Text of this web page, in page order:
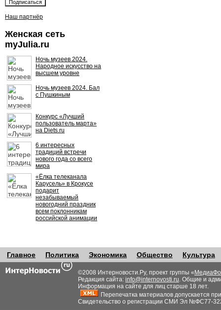
Наш партнёр
Женская сеть
myJulia.ru
Ночь музеев 2024.
Народное искусство на
высшем уровне
Ночь музеев 2024. Бал
с Пушкиным
Конкурс «Лучший
пользователь марта»
на Diets.ru
6 интересных
традиций встречи
нового года со всего
мира
«Ёлка телеканала
Карусель» в Крокусе
подарит
незабываемый
новогодний праздник
всем поклонникам
российской анимации
Главное Политика Экономика Общество Культура
©2008 Интерновости.Ру, проект группы «
Редакция сайта: info@internovosti.ru. Общие и
Информация на сайте для лиц старше 18 лет.
Перепечатка материалов допускается
Свидетельство о регистрации СМИ Эл №ФС77-